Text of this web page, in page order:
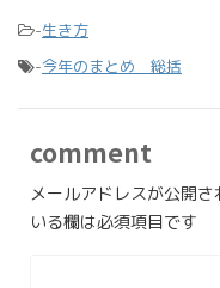
-生き方
-今年のまとめ 総括
comment
メールアドレスが公開さ
いる欄は必須項目です